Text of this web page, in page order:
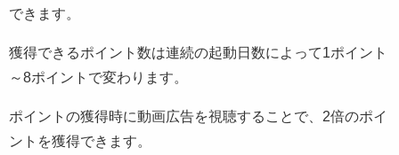
できます。
獲得できるポイント数は連続の起動日数によって1ポイント
～8ポイントで変わります。
ポイントの獲得時に動画広告を視聴することで、2倍のポイ
ントを獲得できます。